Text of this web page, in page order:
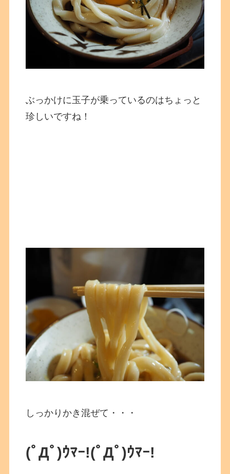
ぶっかけに玉子が乗っているのはちょっと
珍しいですね！
しっかりかき混ぜて・・・
(ﾟДﾟ)ｳﾏｰ!(ﾟДﾟ)ｳﾏｰ!